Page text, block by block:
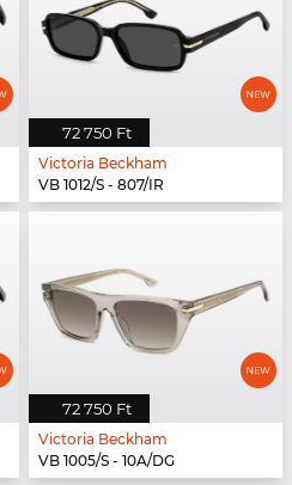
72 750 Ft
Victoria Beckham
VB 1012/S - 807/IR
72 750 Ft
Victoria Beckham
VB 1005/S - 10A/DG